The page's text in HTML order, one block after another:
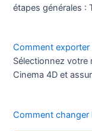
étapes générales :
Comment exporter
Sélectionnez votre
Cinema 4D et
Comment changer